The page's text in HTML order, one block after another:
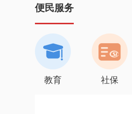
便民服务
教育 社保